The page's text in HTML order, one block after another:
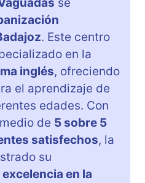
. Este centro
en la
inglés, ofreciendo
el aprendizaje de
edades. Con
de 5 sobre 5
satisfechos, la
su
excelencia en la